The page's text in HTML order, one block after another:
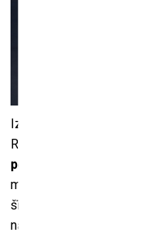
Izstāžu sezonu kuplina
Raudsepa personālizstāde
pēcnāvē”
mūžīgajiem jautājumiem
šīszemes esības sliekšņa,
nāves neizbēgamību.